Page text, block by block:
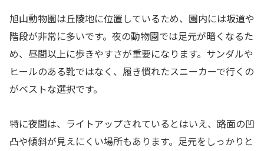
旭山動物園は丘陵地に位置しているため、園内には坂道や
階段が非常に多いです。夜の動物園では足元が暗くなるた
め、昼間以上に歩きやすさが重要になります。サンダルや
ヒールのある靴ではなく、履き慣れたスニーカーで行くの
がベストな選択です。
特に夜間は、ライトアップされているとはいえ、路面の凹
凸や傾斜が見えにくい場所もあります。足元をしっかりと